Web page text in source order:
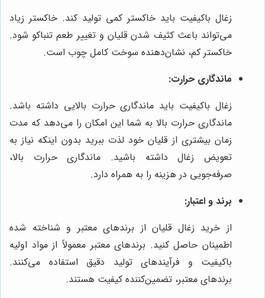
زغال باکیفیت باید خاکستر کمی تولید کند. خاکستر زیاد
می‌تواند باعث کثیف شدن قلیان و تغییر طعم تنباکو شود.
خاکستر کم، نشان‌دهنده سوخت کامل چوب است.
ماندگاری حرارت:
زغال باکیفیت باید ماندگاری حرارت بالایی داشته باشد.
ماندگاری حرارت بالا به شما این امکان را می‌دهد که مدت
زمان بیشتری از قلیان خود لذت ببرید بدون اینکه نیاز به
تعویض زغال داشته باشید. ماندگاری حرارت بالا،
صرفه‌جویی در هزینه را به همراه دارد.
برند و اعتبار:
از خرید زغال قلیان از برندهای معتبر و شناخته شده
اطمینان حاصل کنید. برندهای معتبر معمولاً از مواد اولیه
باکیفیت و فرآیندهای تولید دقیق استفاده می‌کنند.
برندهای معتبر، تضمین‌کننده کیفیت هستند.